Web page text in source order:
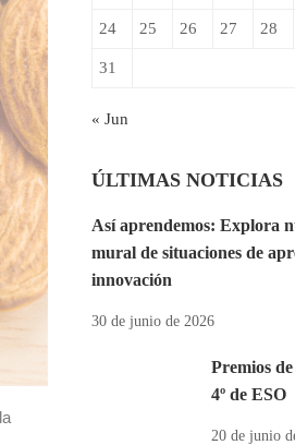
24 25 26 27 28
31
« Jun
ÚLTIMAS NOTICIAS
Así aprendemos: Explora
mural de situaciones de
innovación
30 de junio de 2026
Premios
4º de ESO
20 de junio